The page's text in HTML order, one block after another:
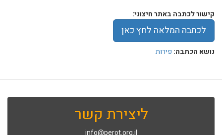
קישור לכתבה באתר חיצוני:
לכתבה המלאה לחץ כאן
נושא הכתבה: פירות
ליצירת קשר
info@perot.org.il